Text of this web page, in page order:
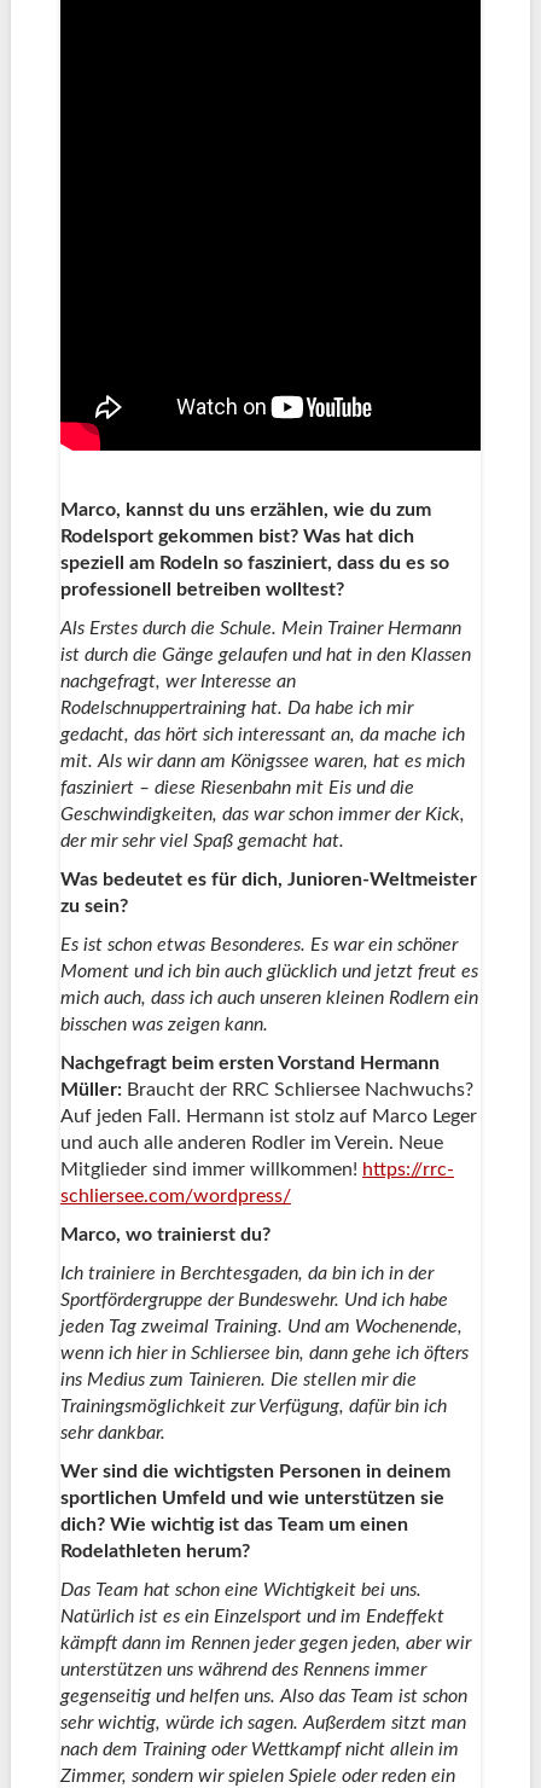
Marco, kannst du uns erzählen, wie du zum
Rodelsport gekommen bist? Was hat dich
speziell am Rodeln so fasziniert, dass du es so
professionell betreiben wolltest?
Als Erstes durch die Schule. Mein Trainer Hermann
ist durch die Gänge gelaufen und hat in den Klassen
nachgefragt, wer Interesse an
Rodelschnuppertraining hat. Da habe ich mir
gedacht, das hört sich interessant an, da mache ich
mit. Als wir dann am Königssee waren, hat es mich
fasziniert – diese Riesenbahn mit Eis und die
Geschwindigkeiten, das war schon immer der Kick,
der mir sehr viel Spaß gemacht hat.
Was bedeutet es für dich, Junioren-Weltmeister
zu sein?
Es ist schon etwas Besonderes. Es war ein schöner
Moment und ich bin auch glücklich und jetzt freut es
mich auch, dass ich auch unseren kleinen Rodlern ein
bisschen was zeigen kann.
Nachgefragt beim ersten Vorstand Hermann
Müller: Braucht der RRC Schliersee Nachwuchs?
Auf jeden Fall. Hermann ist stolz auf Marco Leger
und auch alle anderen Rodler im Verein. Neue
Mitglieder sind immer willkommen! https://rrc-
schliersee.com/wordpress/
Marco, wo trainierst du?
Ich trainiere in Berchtesgaden, da bin ich in der
Sportfördergruppe der Bundeswehr. Und ich habe
jeden Tag zweimal Training. Und am Wochenende,
wenn ich hier in Schliersee bin, dann gehe ich öfters
ins Medius zum Tainieren. Die stellen mir die
Trainingsmöglichkeit zur Verfügung, dafür bin ich
sehr dankbar.
Wer sind die wichtigsten Personen in deinem
sportlichen Umfeld und wie unterstützen sie
dich? Wie wichtig ist das Team um einen
Rodelathleten herum?
Das Team hat schon eine Wichtigkeit bei uns.
Natürlich ist es ein Einzelsport und im Endeffekt
kämpft dann im Rennen jeder gegen jeden, aber wir
unterstützen uns während des Rennens immer
gegenseitig und helfen uns. Also das Team ist schon
sehr wichtig, würde ich sagen. Außerdem sitzt man
nach dem Training oder Wettkampf nicht allein im
Zimmer, sondern wir spielen Spiele oder reden ein